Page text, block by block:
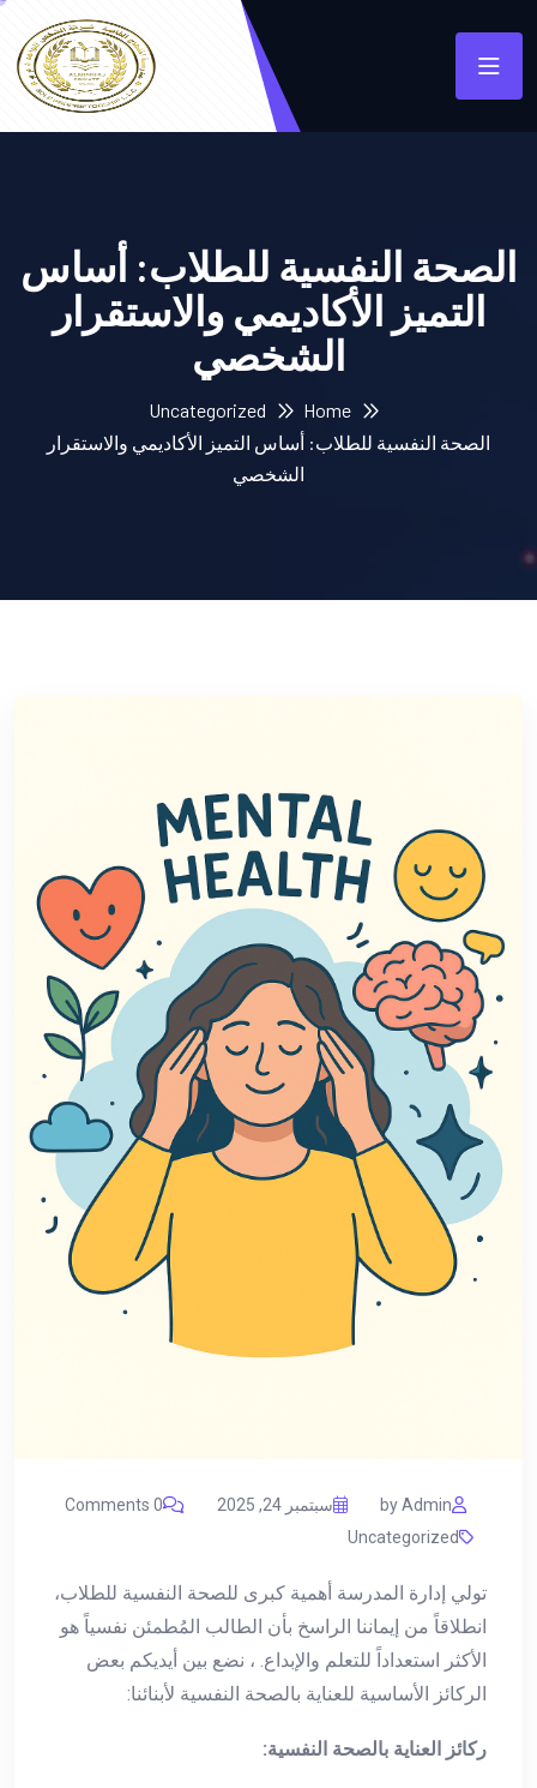
الصحة النفسية للطلاب: أساس
التميز الأكاديمي والاستقرار
الشخصي
Home
Uncategorized
الصحة النفسية للطلاب: أساس التميز الأكاديمي والاستقرار
الشخصي
by Admin سبتمبر 24, 2025
0 Comments
Uncategorized
تولي إدارة المدرسة أهمية كبرى للصحة النفسية للطلاب،
انطلاقاً من إيماننا الراسخ بأن الطالب المُطمئن نفسياً هو
الأكثر استعداداً للتعلم والإبداع. ، نضع بين أيديكم بعض
الركائز الأساسية للعناية بالصحة النفسية لأبنائنا:
ركائز العناية بالصحة النفسية: